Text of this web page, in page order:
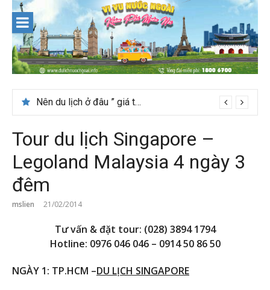
content
Nên du lịch ở đâu ” giá tốt” dịp lễ quốc khánh 2/9
Tour du lịch Singapore –
Legoland Malaysia 4 ngày 3
đêm
mslien 21/02/2014
Tư vấn & đặt tour: (028) 3894 1794
Hotline: 0976 046 046 – 0914 50 86 50
NGÀY 1: TP.HCM –DU LỊCH SINGAPORE